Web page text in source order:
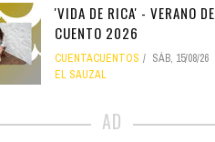
'VIDA DE RICA' - VERANO DE
CUENTO 2026
CUENTACUENTOS SÁB, 15/08/26
EL SAUZAL
AD